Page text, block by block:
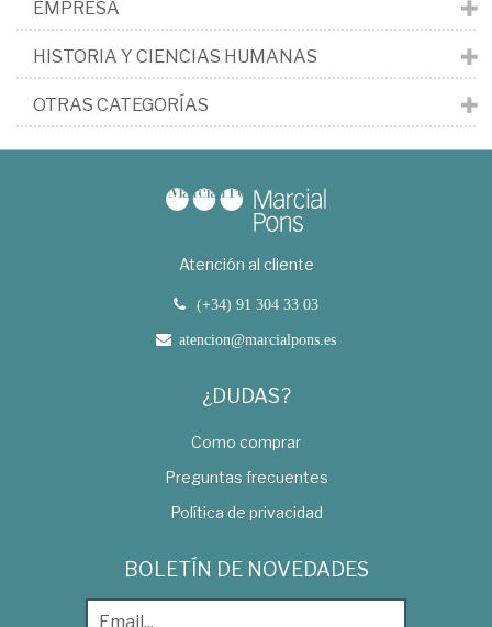
EMPRESA
HISTORIA Y CIENCIAS HUMANAS
OTRAS CATEGORÍAS
Atención al cliente
(+34) 91 304 33 03
atencion@marcialpons.es
¿DUDAS?
Como comprar
Preguntas frecuentes
Política de privacidad
BOLETÍN DE NOVEDADES